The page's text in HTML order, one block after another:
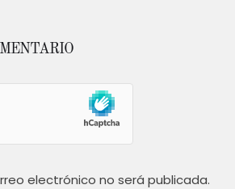
electrónico no será publicada.